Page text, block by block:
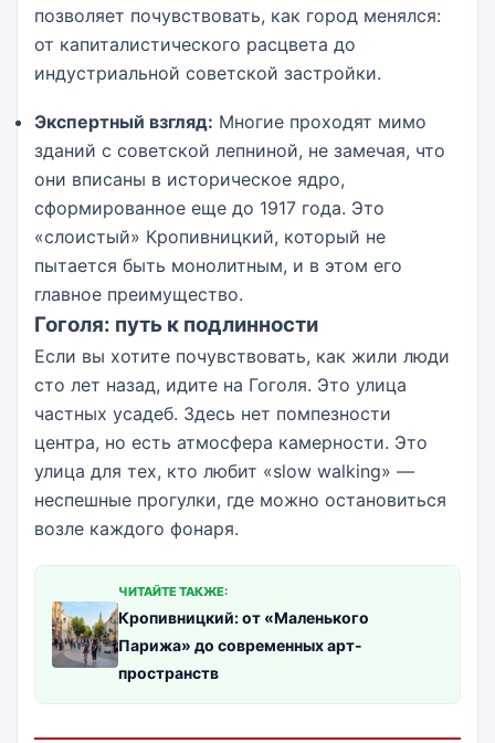
позволяет почувствовать, как город менялся:
от капиталистического расцвета до
индустриальной советской застройки.
Экспертный взгляд: Многие проходят мимо
зданий с советской лепниной, не замечая, что
они вписаны в историческое ядро,
сформированное еще до 1917 года. Это
«слоистый» Кропивницкий, который не
пытается быть монолитным, и в этом его
главное преимущество.
Гоголя: путь к подлинности
Если вы хотите почувствовать, как жили люди
сто лет назад, идите на Гоголя. Это улица
частных усадеб. Здесь нет помпезности
центра, но есть атмосфера камерности. Это
улица для тех, кто любит «slow walking» —
неспешные прогулки, где можно остановиться
возле каждого фонаря.
ЧИТАЙТЕ ТАКЖЕ:
Кропивницкий: от «Маленького
Парижа» до современных арт-
пространств